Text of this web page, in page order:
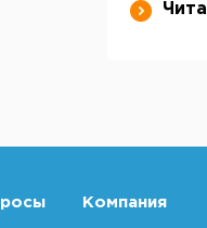
Компания